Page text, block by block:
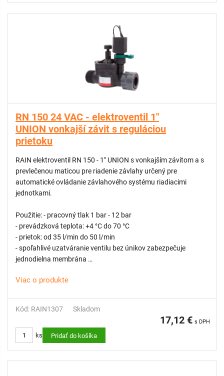
RN 150 24 VAC - elektroventil 1"
UNION vonkajší závit s reguláciou
prietoku
RAIN elektroventil RN 150 - 1" UNION s vonkajším závitom a s
prevlečenou maticou pre riadenie závlahy určený pre
automatické ovládanie závlahového systému riadiacimi
jednotkami.
Použitie: - pracovný tlak 1 bar - 12 bar
- prevádzková teplota: +4 °C do 70 °C
- prietok: od 35 l/min do 50 l/min
- spoľahlivé uzatváranie ventilu bez únikov zabezpečuje
jednodielna membrána
- membránový diferenciál z nehrdzavejúcej ocele
- odvzdušňovacia rukoväť na manuálne otváranie v rámci
Viac o produkte
Kód: RAIN1307 Skladom
17,12 € s DPH
ks Pridať do košíka